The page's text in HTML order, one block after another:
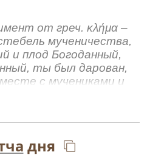
от греч. κλήμα –
мученичества,
и плод Богоданный,
ты был дарован,
с мучениками и
со
моли Христа Бога о
Христо́ва,/
дня